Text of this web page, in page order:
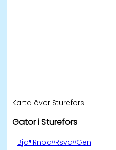
Karta över Sturefors.
Gator i Sturefors
Bjã¶Rnbã¤Rsvã¤Gen